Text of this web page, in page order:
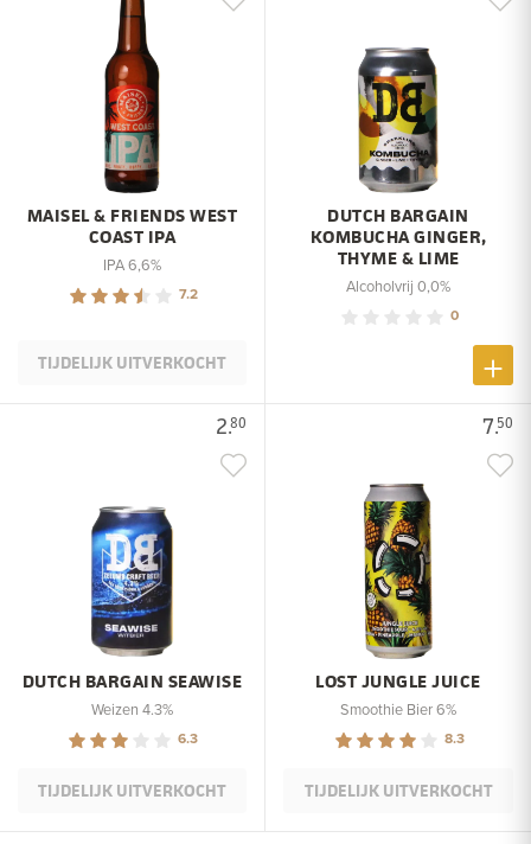
MAISEL & FRIENDS WEST
COAST IPA
IPA 6,6%
7.2
TIJDELIJK UITVERKOCHT
DUTCH BARGAIN
KOMBUCHA GINGER,
THYME & LIME
Alcoholvrij 0,0%
0
2.80
DUTCH BARGAIN SEAWISE
Weizen 4.3%
6.3
TIJDELIJK UITVERKOCHT
7.50
LOST JUNGLE JUICE
Smoothie Bier 6%
8.3
TIJDELIJK UITVERKOCHT